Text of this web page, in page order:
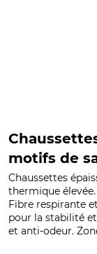
motifs de
Chaussettes
thermique
Fibre respirante
pour la stabilité
et anti-odeur.